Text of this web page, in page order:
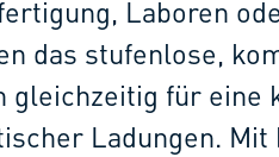
Laboren
das stufenlose,
gleichzeitig für eine
Ladungen.